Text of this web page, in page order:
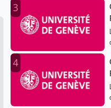
3
4